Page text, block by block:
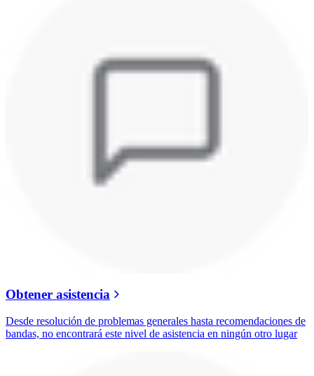
Obtener asistencia
Desde resolución de problemas generales hasta recomendaciones de
bandas, no encontrará este nivel de asistencia en ningún otro lugar